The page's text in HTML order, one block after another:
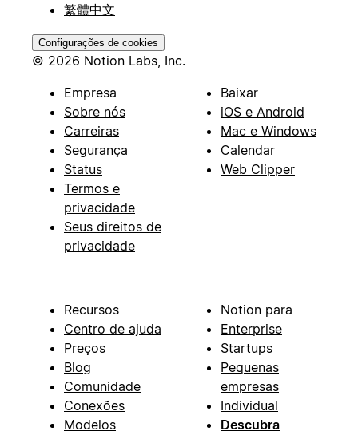
繁體中文
Configurações de cookies
© 2026 Notion Labs, Inc.
Empresa
Sobre nós
Carreiras
Segurança
Status
Termos e
privacidade
Seus direitos de
privacidade
Baixar
iOS e Android
Mac e Windows
Calendar
Web Clipper
Recursos
Centro de ajuda
Preços
Blog
Comunidade
Conexões
Modelos
Notion para
Enterprise
Startups
Pequenas
empresas
Individual
Descubra